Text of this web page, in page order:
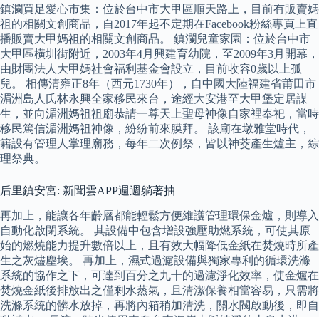
鎮瀾買足愛心市集：位於台中市大甲區順天路上，目前有販賣媽
祖的相關文創商品，自2017年起不定期在Facebook粉絲專頁上直
播販賣大甲媽祖的相關文創商品。 鎮瀾兒童家園：位於台中市
大甲區橫圳街附近，2003年4月興建育幼院，至2009年3月開幕，
由財團法人大甲媽社會福利基金會設立，目前收容0歲以上孤
兒。 相傳清雍正8年（西元1730年），自中國大陸福建省莆田市
湄洲島人氏林永興全家移民來台，途經大安港至大甲堡定居謀
生，並向湄洲媽祖祖廟恭請一尊天上聖母神像自家裡奉祀，當時
移民篤信湄洲媽祖神像，紛紛前來膜拜。 該廟在墩雅堂時代，
籍設有管理人掌理廟務，每年二次例祭，皆以神茭產生爐主，綜
理祭典。
后里鎮安宮: 新聞雲APP週週躺著抽
再加上，能讓各年齡層都能輕鬆方便維護管理環保金爐，則導入
自動化啟閉系統。 其設備中包含增設強壓助燃系統，可使其原
始的燃燒能力提升數倍以上，且有效大幅降低金紙在焚燒時所產
生之灰燼塵埃。 再加上，濕式過濾設備與獨家專利的循環洗滌
系統的協作之下，可達到百分之九十的過濾淨化效率，使金爐在
焚燒金紙後排放出之僅剩水蒸氣，且清潔保養相當容易，只需將
洗滌系統的髒水放掉，再將內箱稍加清洗，關水閥啟動後，即自